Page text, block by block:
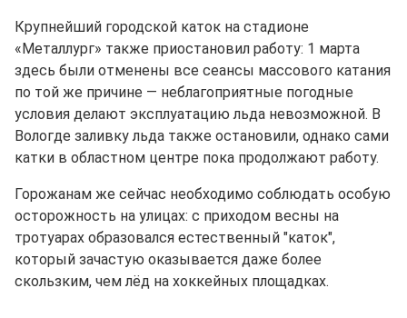
Крупнейший городской каток на стадионе
«Металлург» также приостановил работу: 1 марта
здесь были отменены все сеансы массового катания
по той же причине — неблагоприятные погодные
условия делают эксплуатацию льда невозможной. В
Вологде заливку льда также остановили, однако сами
катки в областном центре пока продолжают работу.
Горожанам же сейчас необходимо соблюдать особую
осторожность на улицах: с приходом весны на
тротуарах образовался естественный "каток",
который зачастую оказывается даже более
скользким, чем лёд на хоккейных площадках.